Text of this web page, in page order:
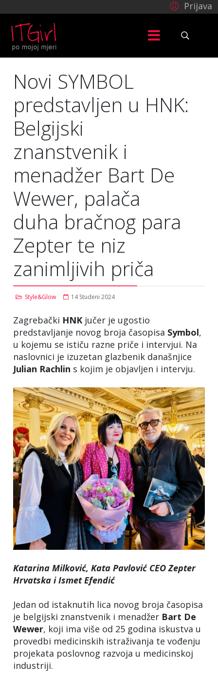
Prijava
Novi SYMBOL
predstavljen u HNK:
Belgijski
znanstvenik i
menadžer Bart De
Wewer, palača
duha bračnog para
Zepter te niz
zanimljivih priča
Style&Glow 14 Studeni 2024
Zagrebački HNK jučer je ugostio
predstavljanje novog broja časopisa Symbol,
u kojemu se ističu razne priče i intervjui. Na
naslovnici je izuzetan glazbenik današnjice
Julian Rachlin s kojim je objavljen i intervju.
Katarina Milković, Kata Pavlović CEO Zepter
Hrvatska i Ismet Efendić
Jedan od istaknutih lica novog broja časopisa
je belgijski znanstvenik i menadžer Bart De
Wewer, koji ima više od 25 godina iskustva u
provedbi medicinskih istraživanja te vođenju
projekata poslovnog razvoja u medicinskoj
industriji.